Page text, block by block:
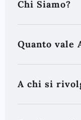
Chi Siamo?
Quanto vale
A chi si